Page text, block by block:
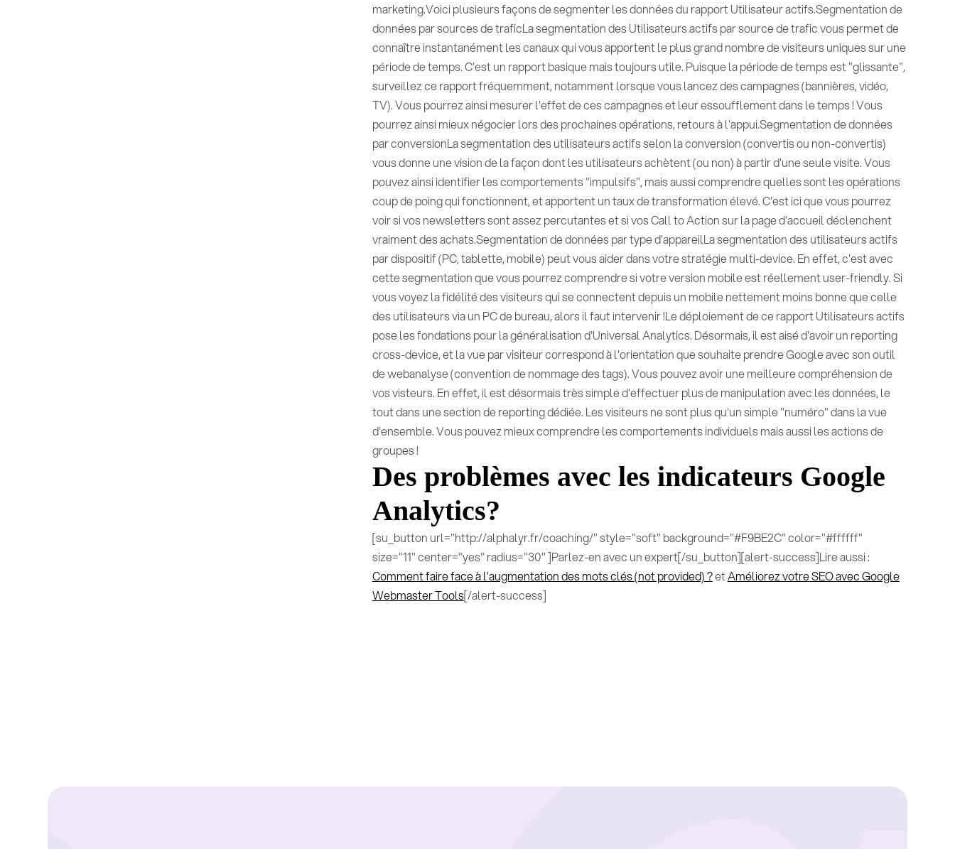
marketing.Voici plusieurs façons de segmenter les données du rapport Utilisateur actifs.Segmentation de
données par sources de traficLa segmentation des Utilisateurs actifs par source de trafic vous permet de
connaître instantanément les canaux qui vous apportent le plus grand nombre de visiteurs uniques sur une
période de temps. C'est un rapport basique mais toujours utile. Puisque la période de temps est "glissante",
surveillez ce rapport fréquemment, notamment lorsque vous lancez des campagnes (bannières, vidéo,
TV). Vous pourrez ainsi mesurer l'effet de ces campagnes et leur essoufflement dans le temps ! Vous
pourrez ainsi mieux négocier lors des prochaines opérations, retours à l'appui.Segmentation de données
par conversionLa segmentation des utilisateurs actifs selon la conversion (convertis ou non-convertis)
vous donne une vision de la façon dont les utilisateurs achètent (ou non) à partir d'une seule visite. Vous
pouvez ainsi identifier les comportements "impulsifs", mais aussi comprendre quelles sont les opérations
coup de poing qui fonctionnent, et apportent un taux de transformation élevé. C'est ici que vous pourrez
voir si vos newsletters sont assez percutantes et si vos Call to Action sur la page d'accueil déclenchent
vraiment des achats.Segmentation de données par type d'appareilLa segmentation des utilisateurs actifs
par dispositif (PC, tablette, mobile) peut vous aider dans votre stratégie multi-device. En effet, c'est avec
cette segmentation que vous pourrez comprendre si votre version mobile est réellement user-friendly. Si
vous voyez la fidélité des visiteurs qui se connectent depuis un mobile nettement moins bonne que celle
des utilisateurs via un PC de bureau, alors il faut intervenir !Le déploiement de ce rapport Utilisateurs actifs
pose les fondations pour la généralisation d'Universal Analytics. Désormais, il est aisé d'avoir un reporting
cross-device, et la vue par visiteur correspond à l'orientation que souhaite prendre Google avec son outil
de webanalyse (convention de nommage des tags). Vous pouvez avoir une meilleure compréhension de
vos visteurs. En effet, il est désormais très simple d'effectuer plus de manipulation avec les données, le
tout dans une section de reporting dédiée. Les visiteurs ne sont plus qu'un simple "numéro" dans la vue
d'ensemble. Vous pouvez mieux comprendre les comportements individuels mais aussi les actions de
groupes !
Des problèmes avec les indicateurs Google
Analytics?
[su_button url="http://alphalyr.fr/coaching/" style="soft" background="#F9BE2C" color="#ffffff"
size="11" center="yes" radius="30" ]Parlez-en avec un expert[/su_button][alert-success]Lire aussi :
Comment faire face à l’augmentation des mots clés (not provided) ?etAméliorez votre SEO avec Google
Webmaster Tools[/alert-success]